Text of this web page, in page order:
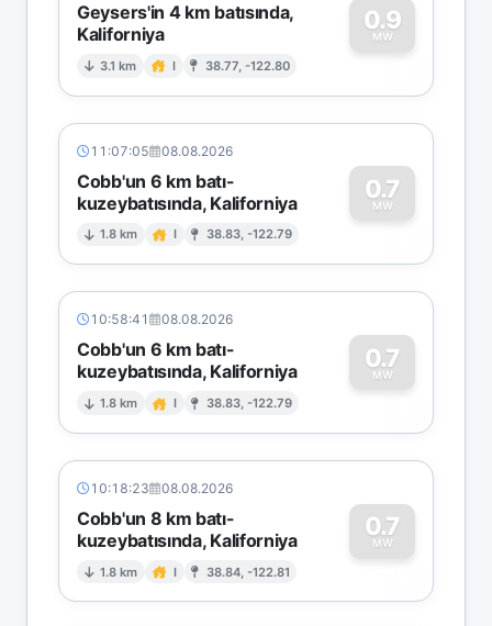
Geysers'in 4 km batısında,
Kaliforniya
3.1 km I 38.77, -122.80
0.9
MW
0
11:07:05 08.08.2026
Cobb'un 6 km batı-
kuzeybatısında, Kaliforniya
1.8 km I 38.83, -122.79
0.7
MW
0
10:58:41 08.08.2026
Cobb'un 6 km batı-
kuzeybatısında, Kaliforniya
1.8 km I 38.83, -122.79
0.7
MW
0
10:18:23 08.08.2026
Cobb'un 8 km batı-
kuzeybatısında, Kaliforniya
1.8 km I 38.84, -122.81
0.7
MW
0